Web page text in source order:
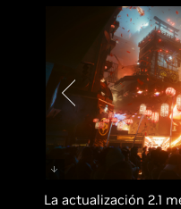
La actualización 2.1